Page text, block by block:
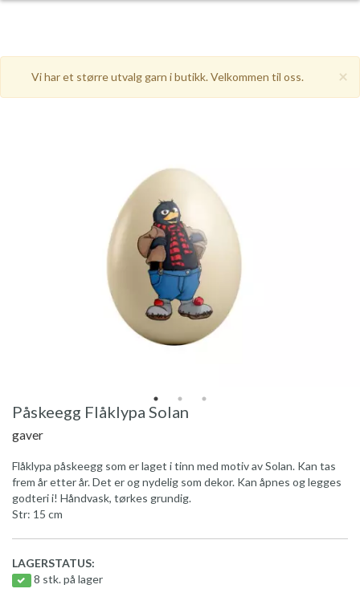
×
Vi har et større utvalg garn i butikk. Velkommen til oss.
Påskeegg Flåklypa Solan
gaver
Flåklypa påskeegg som er laget i tinn med motiv av Solan. Kan tas
frem år etter år. Det er og nydelig som dekor. Kan åpnes og legges
godteri i! Håndvask, tørkes grundig.
Str: 15 cm
LAGERSTATUS:
8 stk. på lager